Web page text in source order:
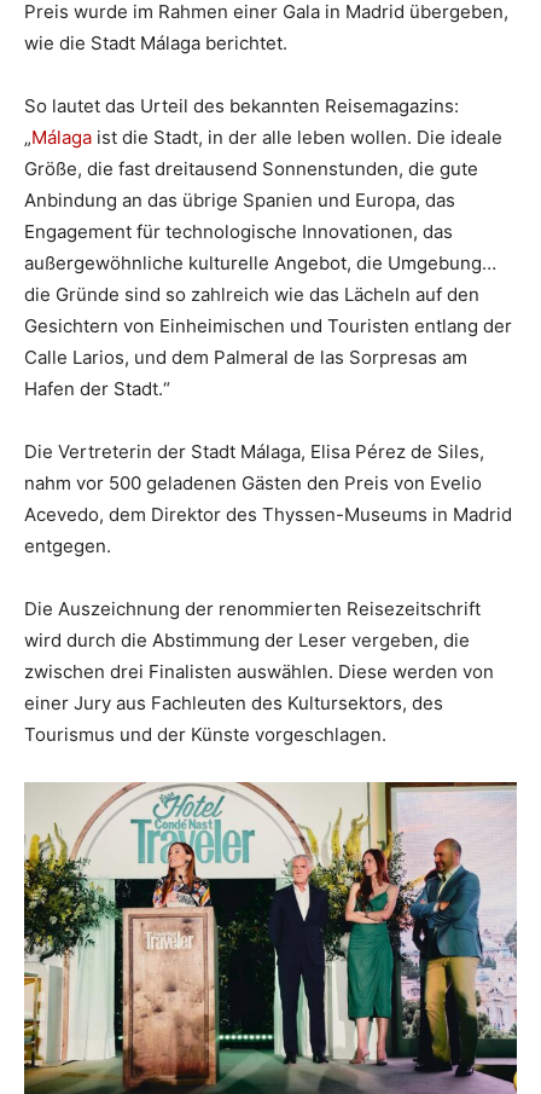
Preis wurde im Rahmen einer Gala in Madrid übergeben,
wie die Stadt Málaga berichtet.
So lautet das Urteil des bekannten Reisemagazins:
„Málaga ist die Stadt, in der alle leben wollen. Die ideale
Größe, die fast dreitausend Sonnenstunden, die gute
Anbindung an das übrige Spanien und Europa, das
Engagement für technologische Innovationen, das
außergewöhnliche kulturelle Angebot, die Umgebung…
die Gründe sind so zahlreich wie das Lächeln auf den
Gesichtern von Einheimischen und Touristen entlang der
Calle Larios, und dem Palmeral de las Sorpresas am
Hafen der Stadt.“
Die Vertreterin der Stadt Málaga, Elisa Pérez de Siles,
nahm vor 500 geladenen Gästen den Preis von Evelio
Acevedo, dem Direktor des Thyssen-Museums in Madrid
entgegen.
Die Auszeichnung der renommierten Reisezeitschrift
wird durch die Abstimmung der Leser vergeben, die
zwischen drei Finalisten auswählen. Diese werden von
einer Jury aus Fachleuten des Kultursektors, des
Tourismus und der Künste vorgeschlagen.